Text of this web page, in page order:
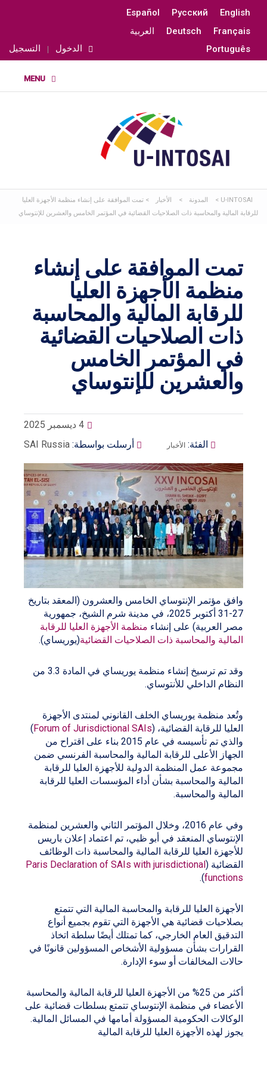
English
Русский
Español
Français
Deutsch
العربية
Português
الدخول التسجيل
U-INTOSAI
> المدونة > الأخبار > تمت الموافقة على إنشاء منظمة الأجهزة العليا
للرقابة المالية والمحاسبة ذات الصلاحيات القضائية في المؤتمر الخامس والعشرين للإنتوساي
تمت الموافقة على إنشاء
منظمة الأجهزة العليا
للرقابة المالية والمحاسبة
ذات الصلاحيات القضائية
في المؤتمر الخامس
والعشرين للإنتوساي
4 ديسمبر 2025
أرسلت بواسطة: SAI Russia الفئة: الأخبار
وافق مؤتمر الإنتوساي الخامس والعشرون (المعقد بتاريخ
27-31 أكتوبر 2025، في مدينة شرم الشيخ، جمهورية
مصر العربية) على إنشاء منظمة الأجهزة العليا للرقابة
المالية والمحاسبة ذات الصلاحيات القضائية(يوريساي).
وقد تم ترسيخ إنشاء منظمة يوريساي في المادة 3.3 من
النظام الداخلي للأنتوساي.
وتُعد منظمة يوريساي الخلف القانوني لمنتدى الأجهزة
العليا للرقابة القضائية، (Forum of Jurisdictional SAIs
)
والذي تم تأسيسه في عام 2015 بناء على اقتراح من
الجهاز الأعلى للرقابة المالية والمحاسبة الفرنسي ضمن
مجموعة عمل المنظمة الدولية للأجهزة العليا للرقابة
المالية والمحاسبة بشأن أداء المؤسسات العليا للرقابة
المالية والمحاسبة.
وفي عام 2016، وخلال المؤتمر الثاني والعشرين لمنظمة
الإنتوساي المنعقد في أبو ظبي، تم اعتماد إعلان باريس
للأجهزة العليا للرقابة المالية والمحاسبة ذات الوظائف
القضائية ( Paris Declaration of SAIs with jurisdictional
functions
).
الأجهزة العليا للرقابة والمحاسبة المالية التي تتمتع
بصلاحيات قضائية هي الأجهزة التي تقوم بجميع أنواع
التدقيق العام الخارجي، كما تمتلك أيضًا سلطة اتخاذ
القرارات بشأن مسؤولية الأشخاص المسؤولين قانونًا في
حالات المخالفات أو سوء الإدارة.
أكثر من 25% من الأجهزة العليا للرقابة المالية والمحاسبة
الأعضاء في منظمة الإنتوساي تتمتع بسلطات قضائية على
الوكالات الحكومية المسؤولة أمامها في المسائل المالية.
يجوز لهذه الأجهزة العليا للرقابة المالية